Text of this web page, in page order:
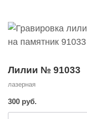
Лилии № 91033
лазерная
300 руб.